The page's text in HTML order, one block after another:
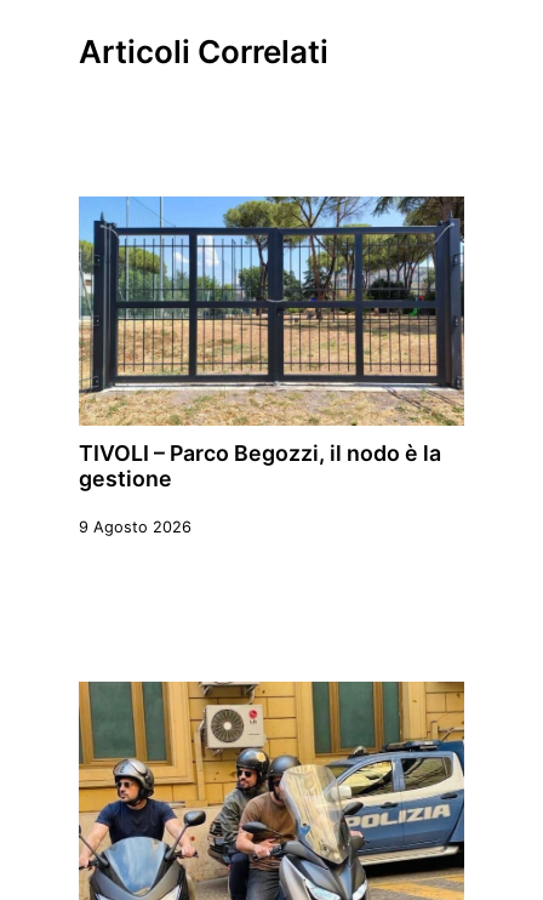
Articoli Correlati
TIVOLI – Parco Begozzi, il nodo è la
gestione
9 Agosto 2026